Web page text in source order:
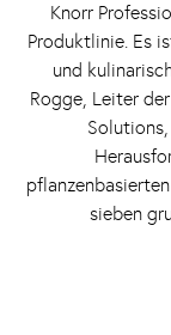
Knorr
Produktlinie. Es
und
Rogge, Leiter
sieben